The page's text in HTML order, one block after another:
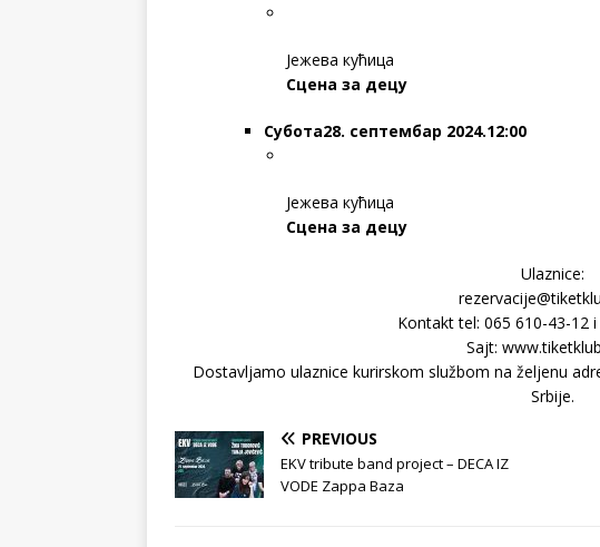
Јежева кућица
Сцена за децу
Субота28. септембар 2024.12:00
Јежева кућица
Сцена за децу
Ulaznice:
Kontakt tel: 065 610-43-12
Sajt:
Dostavljamo ulaznice kurirskom službom na željenu
Srbije.
PREVIOUS
EKV tribute band project – DECA IZ
VODE Zappa Baza